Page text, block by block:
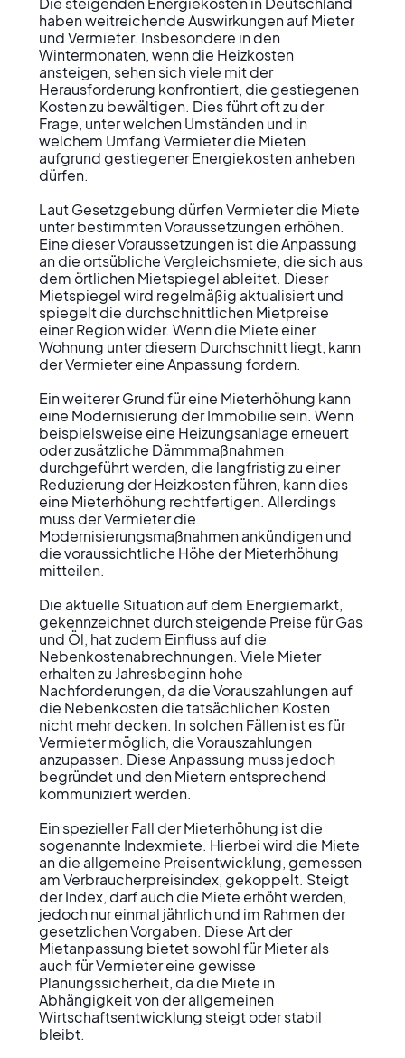
haben weitreichende Auswirkungen auf Mieter
und Vermieter. Insbesondere in den
Wintermonaten, wenn die Heizkosten
ansteigen, sehen sich viele mit der
Herausforderung konfrontiert, die gestiegenen
Kosten zu bewältigen. Dies führt oft zu der
Frage, unter welchen Umständen und in
welchem Umfang Vermieter die Mieten
aufgrund gestiegener Energiekosten anheben
dürfen.
Laut Gesetzgebung dürfen Vermieter die Miete
unter bestimmten Voraussetzungen erhöhen.
Eine dieser Voraussetzungen ist die Anpassung
an die ortsübliche Vergleichsmiete, die sich aus
dem örtlichen Mietspiegel ableitet. Dieser
Mietspiegel wird regelmäßig aktualisiert und
spiegelt die durchschnittlichen Mietpreise
einer Region wider. Wenn die Miete einer
Wohnung unter diesem Durchschnitt liegt, kann
der Vermieter eine Anpassung fordern.
Ein weiterer Grund für eine Mieterhöhung kann
eine Modernisierung der Immobilie sein. Wenn
beispielsweise eine Heizungsanlage erneuert
oder zusätzliche Dämmmaßnahmen
durchgeführt werden, die langfristig zu einer
Reduzierung der Heizkosten führen, kann dies
eine Mieterhöhung rechtfertigen. Allerdings
muss der Vermieter die
Modernisierungsmaßnahmen ankündigen und
die voraussichtliche Höhe der Mieterhöhung
mitteilen.
Die aktuelle Situation auf dem Energiemarkt,
gekennzeichnet durch steigende Preise für Gas
und Öl, hat zudem Einfluss auf die
Nebenkostenabrechnungen. Viele Mieter
erhalten zu Jahresbeginn hohe
Nachforderungen, da die Vorauszahlungen auf
die Nebenkosten die tatsächlichen Kosten
nicht mehr decken. In solchen Fällen ist es für
Vermieter möglich, die Vorauszahlungen
anzupassen. Diese Anpassung muss jedoch
begründet und den Mietern entsprechend
kommuniziert werden.
Ein spezieller Fall der Mieterhöhung ist die
sogenannte Indexmiete. Hierbei wird die Miete
an die allgemeine Preisentwicklung, gemessen
am Verbraucherpreisindex, gekoppelt. Steigt
der Index, darf auch die Miete erhöht werden,
jedoch nur einmal jährlich und im Rahmen der
gesetzlichen Vorgaben. Diese Art der
Mietanpassung bietet sowohl für Mieter als
auch für Vermieter eine gewisse
Planungssicherheit, da die Miete in
Abhängigkeit von der allgemeinen
Wirtschaftsentwicklung steigt oder stabil
bleibt.